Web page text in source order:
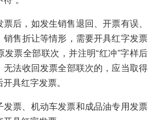
后，如发生销售退回、开票有误、
销售折让等情形，需要开具红字发票
发票全部联次，并注明“红冲”字样后
无法收回发票全部联次的，应当取得
具红字发票。
发票、机动车发票和成品油专用发票